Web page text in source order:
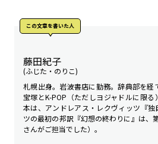
この文章を書いた人
藤田紀子
(ふじた・のりこ)
札幌出身。岩波書店に勤務。辞典部を経
宝塚とK-POP（ただしヨジャドルに限
本は、アンドレアス・レクヴィッツ『独
ツの最初の邦訳『幻想の終わりに』は、
さんがご担当でした）。